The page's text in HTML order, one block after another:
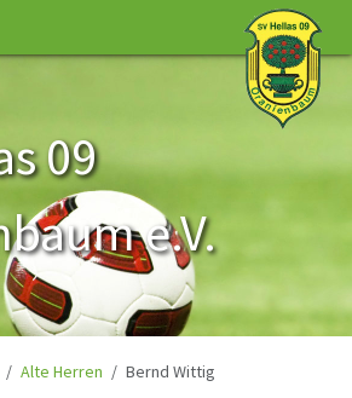
09
e.V.
Alte Herren Bernd Wittig